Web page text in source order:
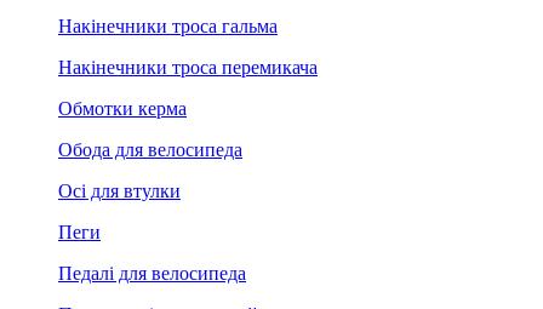
Накінечники троса гальма
Накінечники троса перемикача
Обмотки керма
Обода для велосипеда
Осі для втулки
Пеги
Педалі для велосипеда